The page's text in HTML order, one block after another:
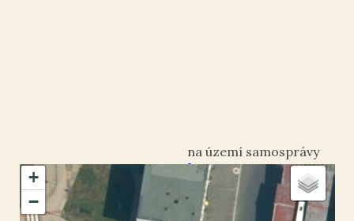
+
−
Louny
okres Louny